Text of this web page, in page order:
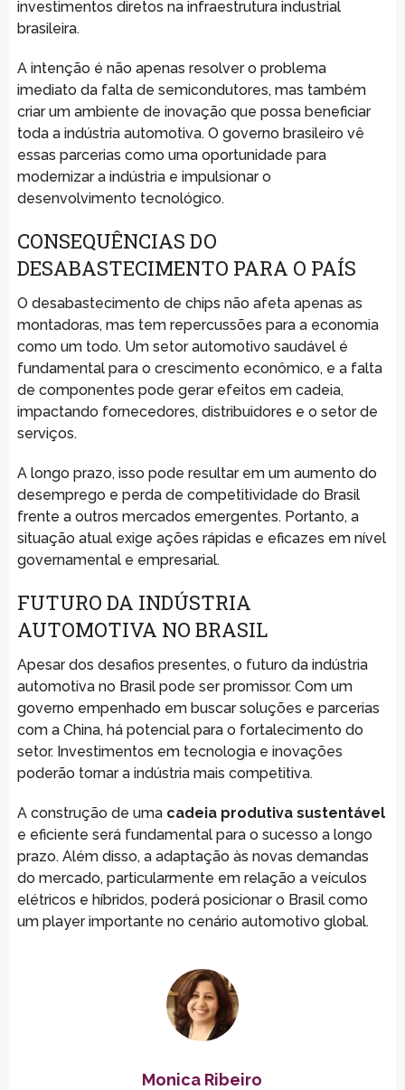
investimentos diretos na infraestrutura industrial
brasileira.
A intenção é não apenas resolver o problema
imediato da falta de semicondutores, mas também
criar um ambiente de inovação que possa beneficiar
toda a indústria automotiva. O governo brasileiro vê
essas parcerias como uma oportunidade para
modernizar a indústria e impulsionar o
desenvolvimento tecnológico.
CONSEQUÊNCIAS DO
DESABASTECIMENTO PARA O PAÍS
O desabastecimento de chips não afeta apenas as
montadoras, mas tem repercussões para a economia
como um todo. Um setor automotivo saudável é
fundamental para o crescimento econômico, e a falta
de componentes pode gerar efeitos em cadeia,
impactando fornecedores, distribuidores e o setor de
serviços.
A longo prazo, isso pode resultar em um aumento do
desemprego e perda de competitividade do Brasil
frente a outros mercados emergentes. Portanto, a
situação atual exige ações rápidas e eficazes em nível
governamental e empresarial.
FUTURO DA INDÚSTRIA
AUTOMOTIVA NO BRASIL
Apesar dos desafios presentes, o futuro da indústria
automotiva no Brasil pode ser promissor. Com um
governo empenhado em buscar soluções e parcerias
com a China, há potencial para o fortalecimento do
setor. Investimentos em tecnologia e inovações
poderão tornar a indústria mais competitiva.
A construção de uma cadeia produtiva sustentável
e eficiente será fundamental para o sucesso a longo
prazo. Além disso, a adaptação às novas demandas
do mercado, particularmente em relação a veículos
elétricos e híbridos, poderá posicionar o Brasil como
um player importante no cenário automotivo global.
Monica Ribeiro